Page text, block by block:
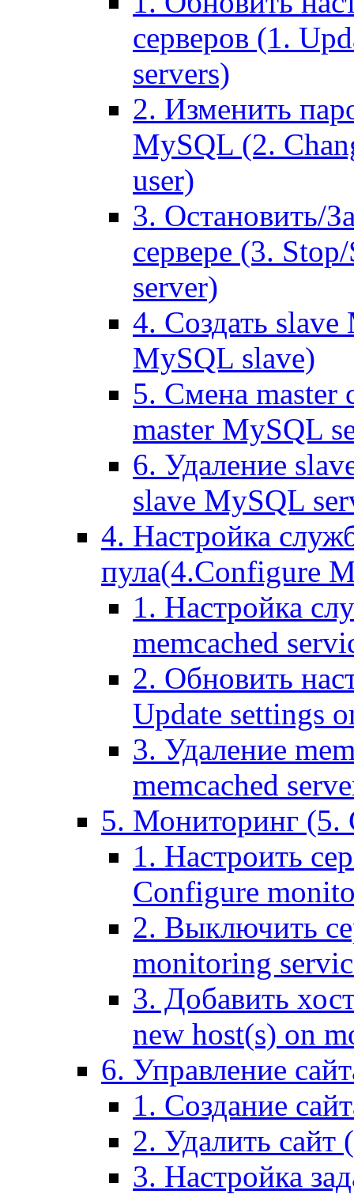
серверов (1.
servers)
2. Изменить
MySQL (2.
user)
3. Остановить/
сервере (3.
server)
4. Создать
MySQL slave)
5. Смена master
master MySQL
6. Удаление
slave MySQL
4. Настройка
пула(4.Configure
1. Настройка
memcached
2. Обновить
Update settings
3. Удаление
memcached
5. Мониторинг (5.
1. Настроить
Configure
2. Выключить
monitoring
3. Добавить
new host(s) on
6. Управление
1. Создание
2. Удалить сайт
3. Настройка